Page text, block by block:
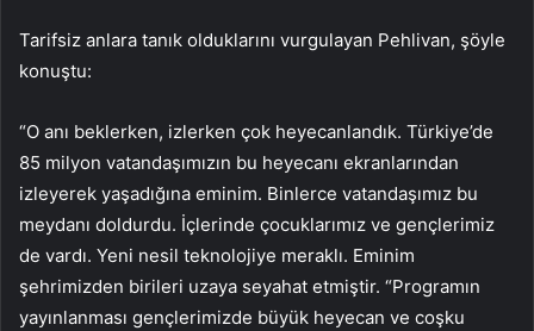
Tarifsiz anlara tanık olduklarını vurgulayan Pehlivan, şöyle
konuştu:
“O anı beklerken, izlerken çok heyecanlandık. Türkiye’de
85 milyon vatandaşımızın bu heyecanı ekranlarından
izleyerek yaşadığına eminim. Binlerce vatandaşımız bu
meydanı doldurdu. İçlerinde çocuklarımız ve gençlerimiz
de vardı. Yeni nesil teknolojiye meraklı. Eminim
şehrimizden birileri uzaya seyahat etmiştir. “Programın
yayınlanması gençlerimizde büyük heyecan ve coşku